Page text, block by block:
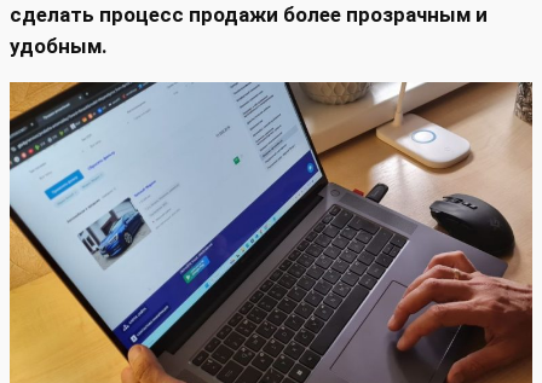
сделать процесс продажи более прозрачным и
удобным.